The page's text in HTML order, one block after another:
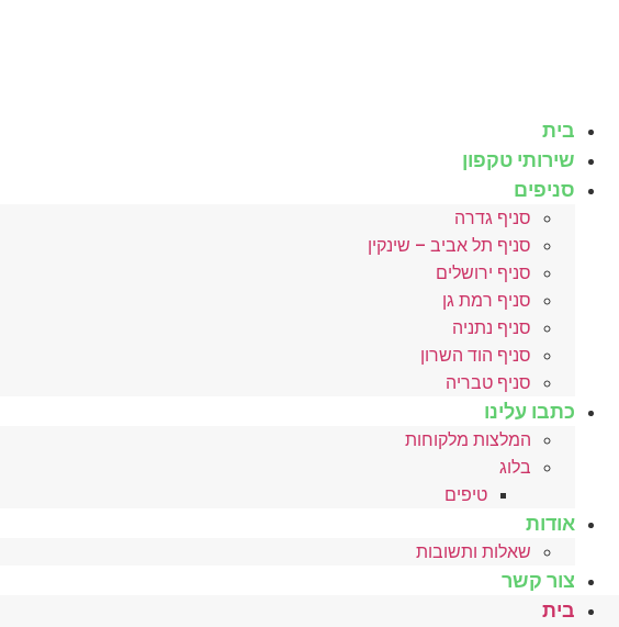
בית
שירותי טקפון
סניפים
סניף גדרה
סניף תל אביב – שינקין
סניף ירושלים
סניף רמת גן
סניף נתניה
סניף הוד השרון
סניף טבריה
כתבו עלינו
המלצות מלקוחות
בלוג
טיפים
אודות
שאלות ותשובות
צור קשר
בית